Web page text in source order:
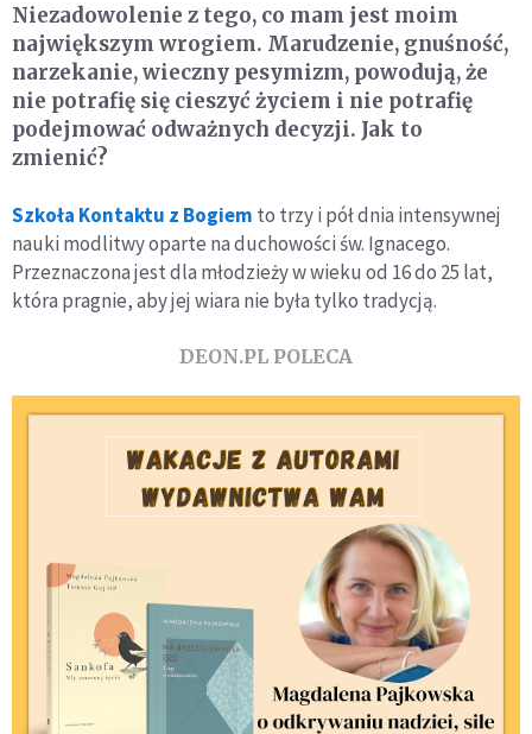
Niezadowolenie z tego, co mam jest moim
największym wrogiem. Marudzenie, gnuśność,
narzekanie, wieczny pesymizm, powodują, że
nie potrafię się cieszyć życiem i nie potrafię
podejmować odważnych decyzji. Jak to
zmienić?
Szkoła Kontaktu z Bogiem to trzy i pół dnia intensywnej
nauki modlitwy oparte na duchowości św. Ignacego.
Przeznaczona jest dla młodzieży w wieku od 16 do 25 lat,
która pragnie, aby jej wiara nie była tylko tradycją.
DEON.PL POLECA